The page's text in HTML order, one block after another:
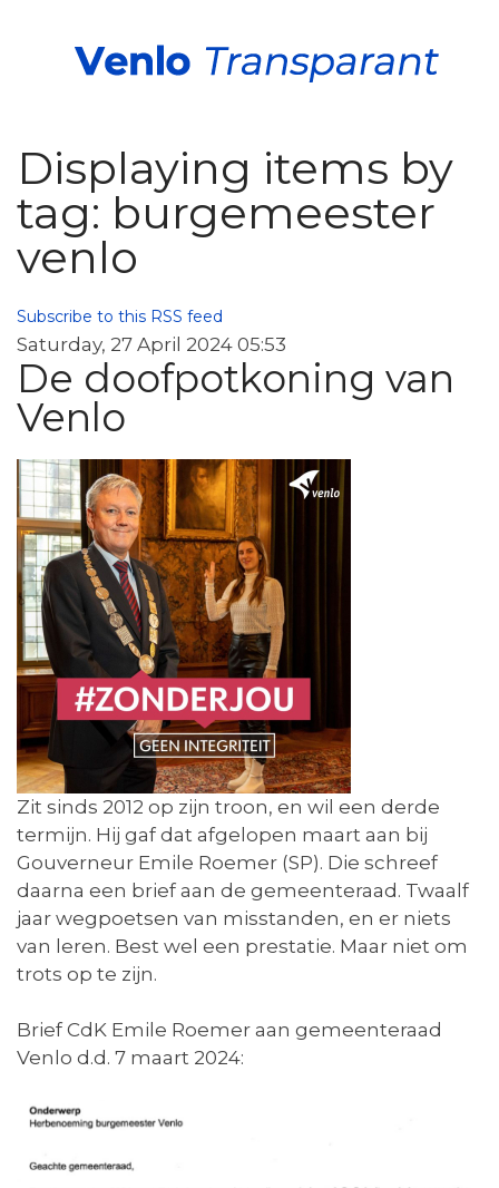
Displaying items by
tag: burgemeester
venlo
Subscribe to this RSS feed
Saturday, 27 April 2024 05:53
De doofpotkoning van
Venlo
Zit sinds 2012 op zijn troon, en wil een derde
termijn. Hij gaf dat afgelopen maart aan bij
Gouverneur Emile Roemer (SP). Die schreef
daarna een brief aan de gemeenteraad. Twaalf
jaar wegpoetsen van misstanden, en er niets
van leren. Best wel een prestatie. Maar niet om
trots op te zijn.
Brief CdK Emile Roemer aan gemeenteraad
Venlo d.d. 7 maart 2024: